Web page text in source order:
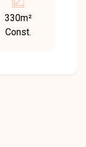
e
ou apoio.
330m²
Const.